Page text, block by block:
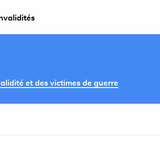
et des victimes de guerre